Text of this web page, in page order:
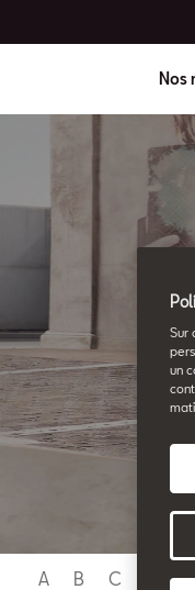
Nos
A B C E
Sur
un